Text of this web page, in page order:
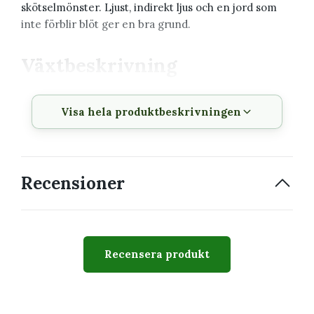
skötselmönster. Ljust, indirekt ljus och en jord som
inte förblir blöt ger en bra grund.
Produkt
Ampellilja 6 cm
Visa hela produktbeskrivningen
Recensioner
Recensera produkt